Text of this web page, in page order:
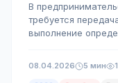
В
требуется
выполнение
08.04.2026 5 мин